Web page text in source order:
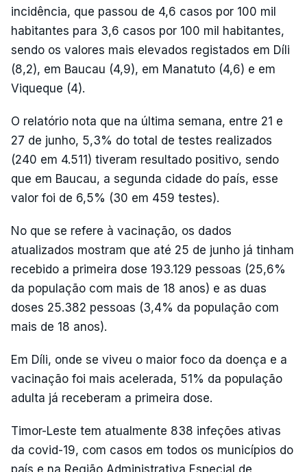
incidência, que passou de 4,6 casos por 100 mil
habitantes para 3,6 casos por 100 mil habitantes,
sendo os valores mais elevados registados em Díli
(8,2), em Baucau (4,9), em Manatuto (4,6) e em
Viqueque (4).
O relatório nota que na última semana, entre 21 e
27 de junho, 5,3% do total de testes realizados
(240 em 4.511) tiveram resultado positivo, sendo
que em Baucau, a segunda cidade do país, esse
valor foi de 6,5% (30 em 459 testes).
No que se refere à vacinação, os dados
atualizados mostram que até 25 de junho já tinham
recebido a primeira dose 193.129 pessoas (25,6%
da população com mais de 18 anos) e as duas
doses 25.382 pessoas (3,4% da população com
mais de 18 anos).
Em Díli, onde se viveu o maior foco da doença e a
vacinação foi mais acelerada, 51% da população
adulta já receberam a primeira dose.
Timor-Leste tem atualmente 838 infeções ativas
da covid-19, com casos em todos os municípios do
país e na Região Administrativa Especial de